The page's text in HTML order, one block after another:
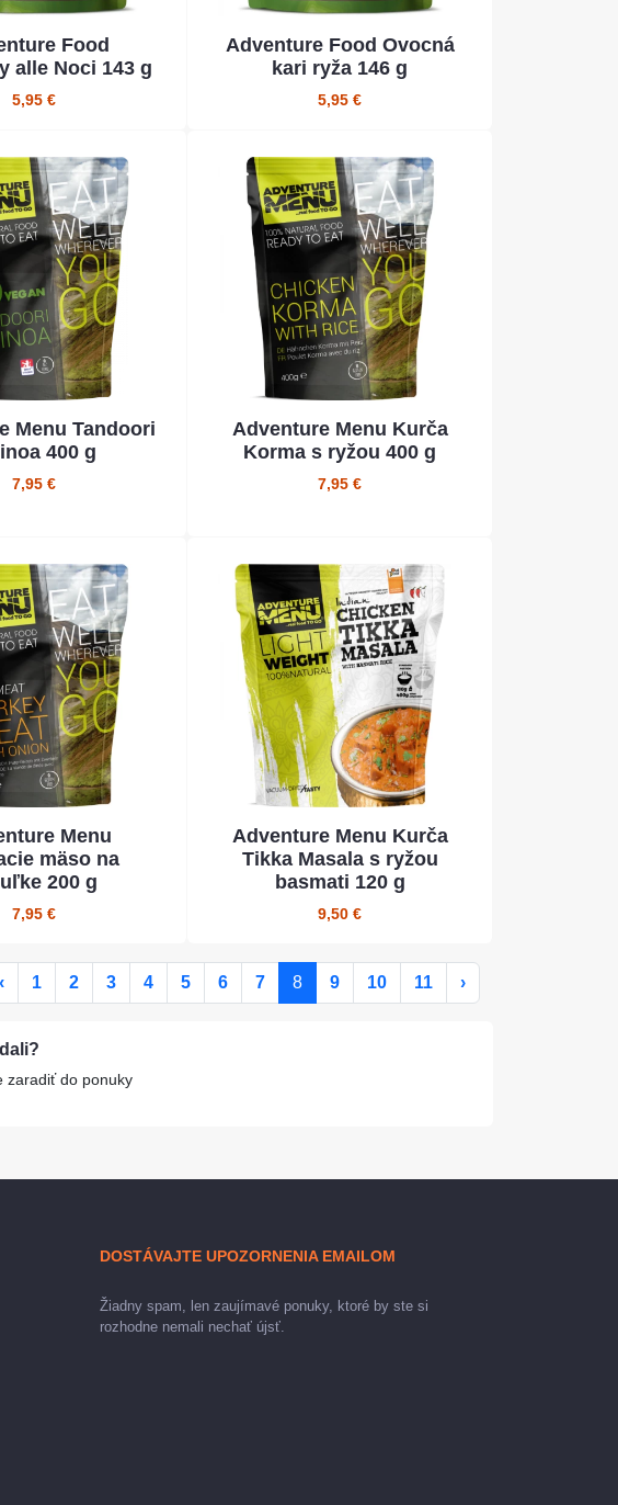
Food
alle Noci 143 g
5,95 €
Adventure Food Ovocná
kari ryža 146 g
5,95 €
Menu Tandoori
400 g
7,95 €
Adventure Menu Kurča
Korma s ryžou 400 g
7,95 €
Menu
mäso na
200 g
7,95 €
Adventure Menu Kurča
Tikka Masala s ryžou
basmati 120 g
9,50 €
‹ 1 2 3 4 5 6 7 8 9 10 11 ›
zaradiť do ponuky
DOSTÁVAJTE UPOZORNENIA EMAILOM
Žiadny spam, len zaujímavé ponuky, ktoré by ste si
rozhodne nemali nechať újsť.